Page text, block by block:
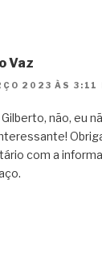
Vaz
2023 ÀS 3:11
não, eu
com a